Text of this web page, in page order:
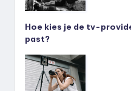
Hoe kies je de tv-
past?